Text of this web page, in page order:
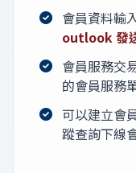
會員資料輸
outlook 發
會員服務交
的會員服務
可以建立會
蹤查詢下線